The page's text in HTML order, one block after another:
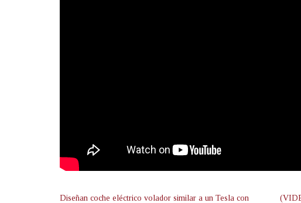
Diseñan coche eléctrico volador similar a un Tesla con